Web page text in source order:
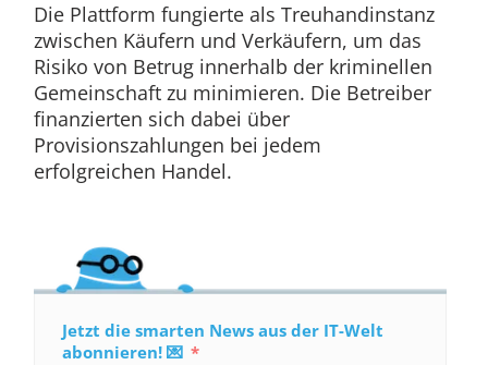
Die Plattform fungierte als Treuhandinstanz
zwischen Käufern und Verkäufern, um das
Risiko von Betrug innerhalb der kriminellen
Gemeinschaft zu minimieren. Die Betreiber
finanzierten sich dabei über
Provisionszahlungen bei jedem
erfolgreichen Handel.
Jetzt die smarten News aus der IT-Welt
abonnieren! 💌